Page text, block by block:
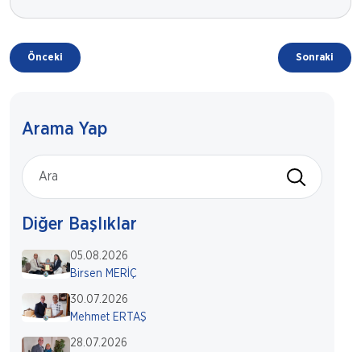
Önceki Sonraki
Arama Yap
Diğer Başlıklar
05.08.2026
Birsen MERİÇ
30.07.2026
Mehmet ERTAŞ
28.07.2026